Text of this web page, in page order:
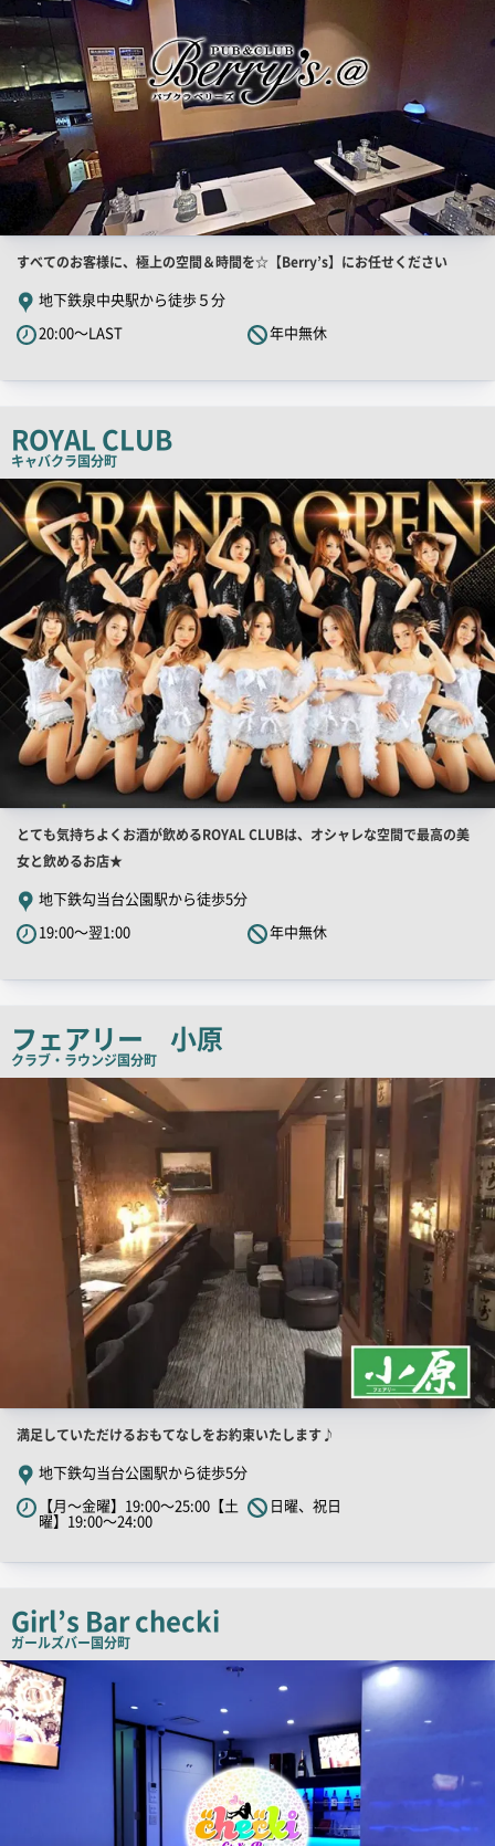
店
舗
PR
キ
コ
ピ
ー
すべてのお客様に、極上の空間＆時間を☆【Berry’s】にお任せください
地下鉄泉中央駅から徒歩５分
20:00～LAST
年中無休
ROYAL CLUB
キャバクラ国分町
店
舗
PR
像
店
舗
PR
キ
ャ
ピ
ー
とても気持ちよくお酒が飲めるROYAL CLUBは、オシャレな空間で最高の美
女と飲めるお店★
地下鉄勾当台公園駅から徒歩5分
19:00～翌1:00
年中無休
フェアリー 小原
クラブ・ラウンジ国分町
店
舗
PR
キ
ッ
コ
ピ
ー
満足していただけるおもてなしをお約束いたします♪
地下鉄勾当台公園駅から徒歩5分
【月～金曜】19:00～25:00【土
曜】19:00～24:00
日曜、祝日
Girl’s Bar checki
ガールズバー国分町
店
舗
PR
画
像